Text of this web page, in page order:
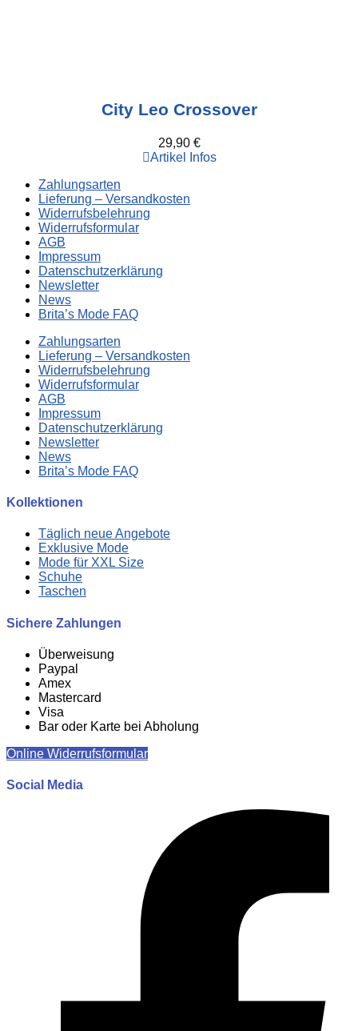
City Leo Crossover
29,90 €
Artikel Infos
Zahlungsarten
Lieferung – Versandkosten
Widerrufsbelehrung
Widerrufsformular
AGB
Impressum
Datenschutzerklärung
Newsletter
News
Brita’s Mode FAQ
Zahlungsarten
Lieferung – Versandkosten
Widerrufsbelehrung
Widerrufsformular
AGB
Impressum
Datenschutzerklärung
Newsletter
News
Brita’s Mode FAQ
Kollektionen
Täglich neue Angebote
Exklusive Mode
Mode für XXL Size
Schuhe
Taschen
Sichere Zahlungen
Überweisung
Paypal
Amex
Mastercard
Visa
Bar oder Karte bei Abholung
Online Widerrufsformular
Social Media